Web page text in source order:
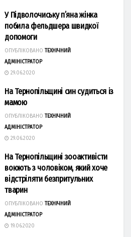
У Підволочиську п’яна жінка
побила фельдшера швидкої
допомоги
ОПУБЛІКОВАНО ТЕХНІЧНИЙ
АДМІНІСТРАТОР
29.06.2020
На Тернопільщині син судиться із
мамою
ОПУБЛІКОВАНО ТЕХНІЧНИЙ
АДМІНІСТРАТОР
29.06.2020
На Тернопільщині зооактивісти
воюють з чоловіком, який хоче
відстріляти безпритульних
тварин
ОПУБЛІКОВАНО ТЕХНІЧНИЙ
АДМІНІСТРАТОР
19.06.2020